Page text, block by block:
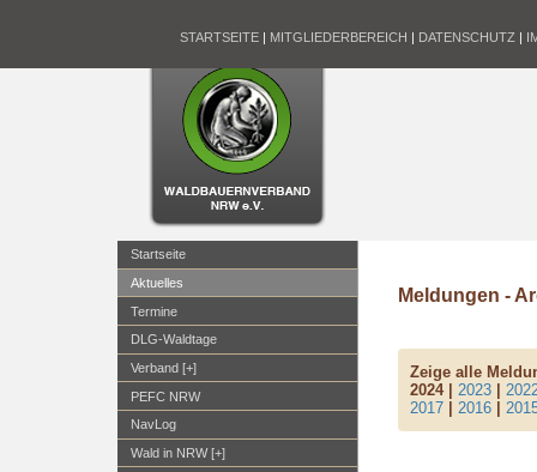
STARTSEITE | MITGLIEDERBEREICH | DATENSCHUTZ |
Startseite
Aktuelles
Termine
DLG-Waldtage
Verband [+]
PEFC NRW
NavLog
Wald in NRW [+]
Meldungen -
Zeige alle
2024 | 2023 |
2017 | 2016 |